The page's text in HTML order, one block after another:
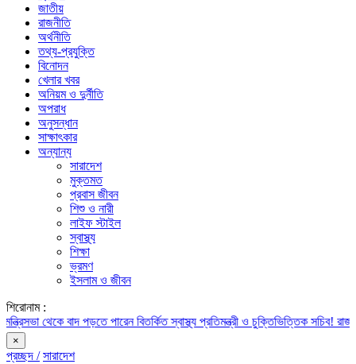
জাতীয়
রাজনীতি
অর্থনীতি
তথ্য-প্রযুক্তি
বিনোদন
খেলার খবর
অনিয়ম ও দুর্নীতি
অপরাধ
অনুসন্ধান
সাক্ষাৎকার
অন্যান্য
সারাদেশ
মুক্তমত
প্রবাস জীবন
শিশু ও নারী
লাইফ স্টাইল
স্বাস্থ্য
শিক্ষা
ভ্রমণ
ইসলাম ও জীবন
শিরোনাম :
থেকে বাদ পড়তে পারেন বিতর্কিত স্বাস্থ্য প্রতিমন্ত্রী ও চুক্তিভিত্তিক সচিব!রাজস্ব
×
প্রচ্ছদ / সারাদেশ